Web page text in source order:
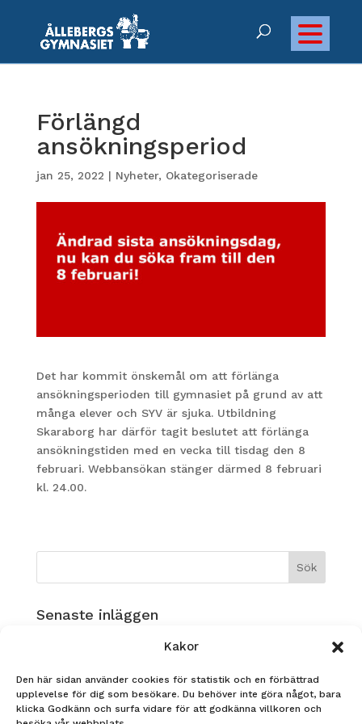
Kakor
Den här sidan använder cookies för statistik och en förbättrad
upplevelse för dig som besökare. Du behöver inte göra något, bara
klicka Godkänn och surfa vidare för att godkänna villkoren och
Förlängd
ansökningsperiod
jan 25, 2022 | Nyheter, Okategoriserade
Det har kommit önskemål om att förlänga
ansökningsperioden till gymnasiet på grund av att
många elever och SYV är sjuka. Utbildning
Skaraborg har därför tagit beslutet att förlänga
ansökningstiden med en vecka till tisdag den 8
februari. Webbansökan stänger därmed 8 februari
kl. 24.00.
Senaste inläggen
Musikverksamhet på Ållebergsgymnasiet!
Nadja Heldin, FS23 tävlar i årets Yrkes-SM!
STUDENT 2026